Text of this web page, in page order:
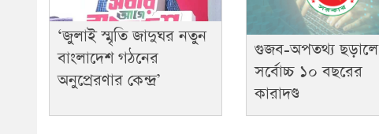
‘জুলাই স্মৃতি জাদুঘর নতুন
বাংলাদেশ গঠনের
অনুপ্রেরণার কেন্দ্র’
গুজব-অপতথ্য ছড়ালে
সর্বোচ্চ ১০ বছরের
কারাদণ্ড